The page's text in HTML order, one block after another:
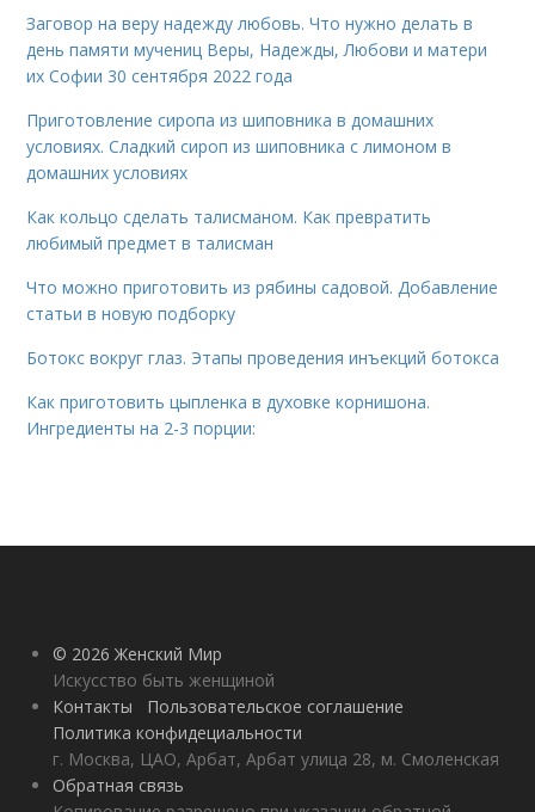
Заговор на веру надежду любовь. Что нужно делать в
день памяти мучениц Веры, Надежды, Любови и матери
их Софии 30 сентября 2022 года
Приготовление сиропа из шиповника в домашних
условиях. Сладкий сироп из шиповника с лимоном в
домашних условиях
Как кольцо сделать талисманом. Как превратить
любимый предмет в талисман
Что можно приготовить из рябины садовой. Добавление
статьи в новую подборку
Ботокс вокруг глаз. Этапы проведения инъекций ботокса
Как приготовить цыпленка в духовке корнишона.
Ингредиенты на 2-3 порции:
© 2026 Женский Мир
Искусство быть женщиной
Контакты
Пользовательское соглашение
Политика конфидециальности
г. Москва, ЦАО, Арбат, Арбат улица 28, м. Смоленская
Обратная связь